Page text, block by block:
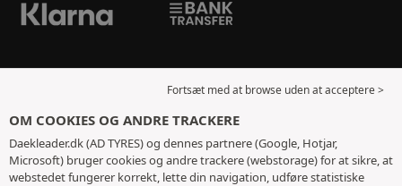
Fortsæt med at browse uden at acceptere >
OM COOKIES OG ANDRE TRACKERE
Daekleader.dk (AD TYRES) og dennes partnere (Google, Hotjar,
Microsoft) bruger cookies og andre trackere (webstorage) for at sikre, at
webstedet fungerer korrekt, lette din navigation, udføre statistiske